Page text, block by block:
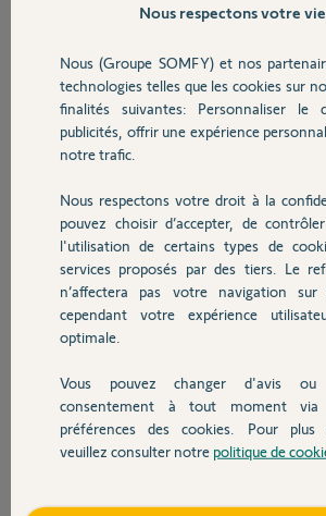
Sécurité
Domotique
Chauffage
Autres produits
Devis avec un pro
Contact
d'avoir des
contre est ce
seront
Y a t il un
marque
intérieur.
Merci d'avance pour vos aide
Philippe B.
Réponses
Nous respectons votre
Nous (Groupe SOMFY) et nos
technologies telles que les cookies sur
finalités suivantes: Personnaliser le
publicités, offrir une expérience
notre trafic.
Nous respectons votre droit à la
pouvez choisir d’accepter, de
l'utilisation de certains types de
services proposés par des tiers. Le
n’affectera pas votre navigation
cependant votre expérience
optimale.
Vous pouvez changer d'avis
consentement à tout moment
préférences des cookies. Pour plus
veuillez consulter notre politique de